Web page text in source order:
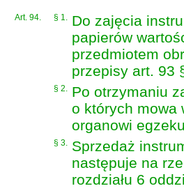
Art. 94. § 1.
Do zajęcia
papierów
przedmiotem
przepisy art. 93
§ 2.
Po otrzymaniu
o których mowa
organowi
§ 3.
Sprzedaż
następuje na
rozdziału 6